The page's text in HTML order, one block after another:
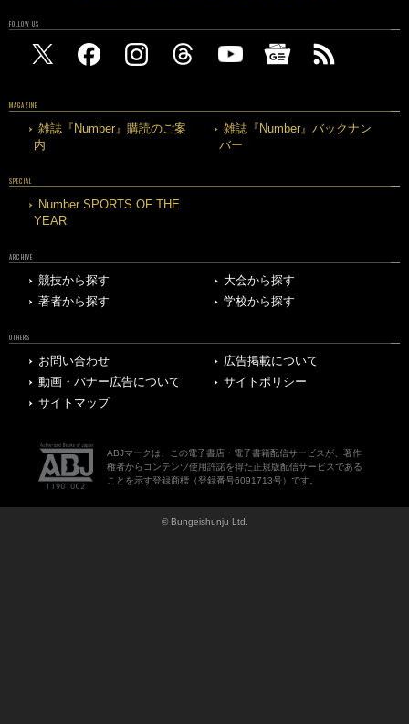
FOLLOW US
MAGAZINE
雑誌『Number』購読のご案
内
雑誌『Number』バックナン
バー
SPECIAL
Number SPORTS OF THE
YEAR
ARCHIVE
競技から探す
大会から探す
著者から探す
学校から探す
OTHERS
お問い合わせ
広告掲載について
動画・バナー広告について
サイトポリシー
サイトマップ
ABJマークは、この電子書店・電子書籍配信サービスが、著作
権者からコンテンツ使用許諾を得た正規版配信サービスである
ことを示す登録商標（登録番号6091713号）です。
© Bungeishunju Ltd.